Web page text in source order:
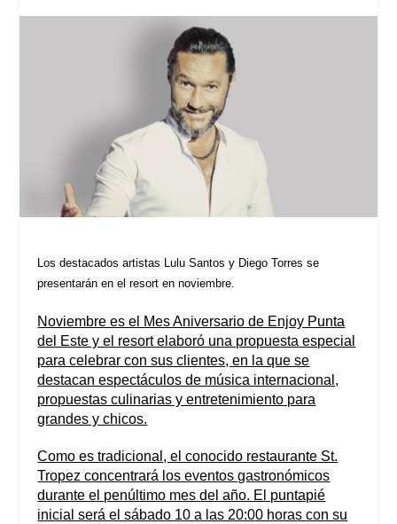
Los destacados artistas Lulu Santos y Diego Torres se
presentarán en el resort en noviembre.
Noviembre es el Mes Aniversario de Enjoy Punta
del Este y el resort elaboró una propuesta especial
para celebrar con sus clientes, en la que se
destacan espectáculos de música internacional,
propuestas culinarias y entretenimiento para
grandes y chicos.
Como es tradicional, el conocido restaurante St.
Tropez concentrará los eventos gastronómicos
durante el penúltimo mes del año. El puntapié
inicial será el sábado 10 a las 20:00 horas con su